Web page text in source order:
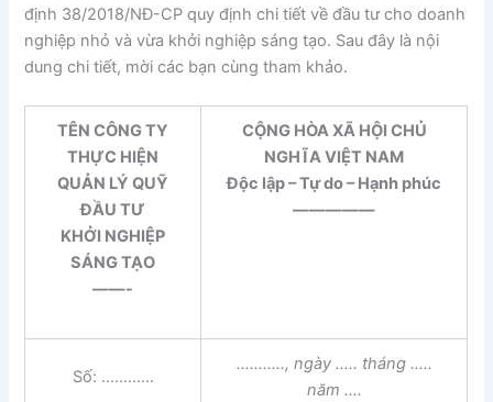
định 38/2018/NĐ-CP quy định chi tiết về đầu tư cho doanh
nghiệp nhỏ và vừa khởi nghiệp sáng tạo. Sau đây là nội
dung chi tiết, mời các bạn cùng tham khảo.
TÊN CÔNG TY
THỰC HIỆN
QUẢN LÝ QUỸ
ĐẦU TƯ
KHỞI NGHIỆP
SÁNG TẠO
——-
CỘNG HÒA XÃ HỘI CHỦ
NGHĨA VIỆT NAM
Độc lập – Tự do – Hạnh phúc
—————
Số: …………
……….., ngày ….. tháng …..
năm ….